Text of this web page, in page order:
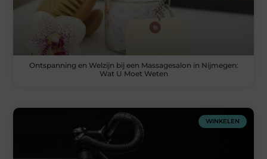
Ontspanning en Welzijn bij een Massagesalon in Nijmegen:
Wat U Moet Weten
WINKELEN